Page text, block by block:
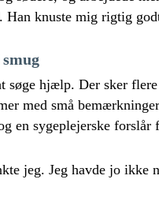
Han knuste mig rigtig
søge hjælp. Der sker
med små
en sygeplejerske forslår
jeg. Jeg havde jo ikke